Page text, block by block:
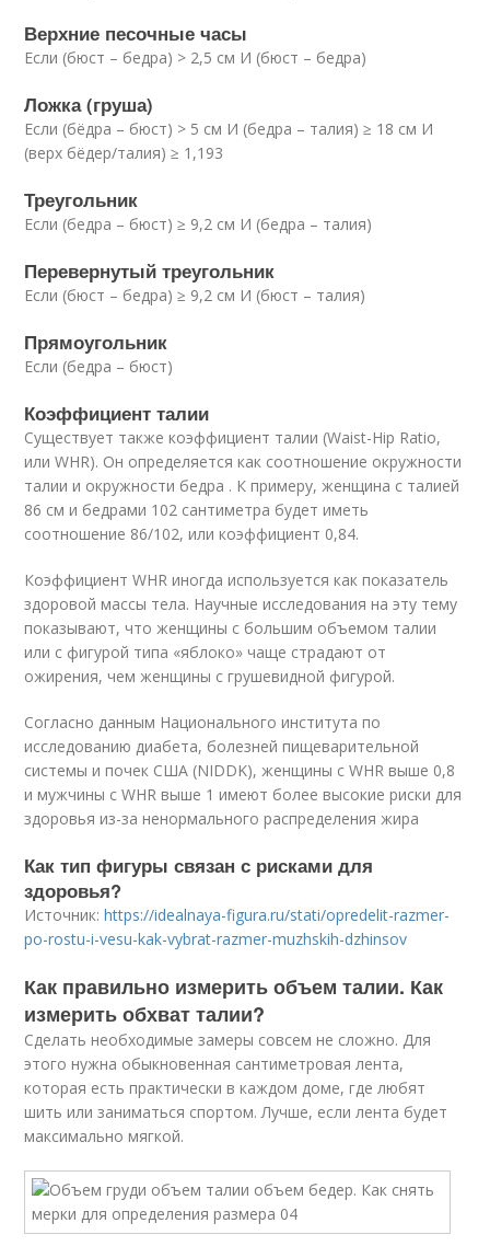
Верхние песочные часы
Если (бюст – бедра) > 2,5 см И (бюст – бедра)
Ложка (груша)
Если (бёдра – бюст) > 5 см И (бедра – талия) ≥ 18 см И
(верх бёдер/талия) ≥ 1,193
Треугольник
Если (бедра – бюст) ≥ 9,2 см И (бедра – талия)
Перевернутый треугольник
Если (бюст – бедра) ≥ 9,2 см И (бюст – талия)
Прямоугольник
Если (бедра – бюст)
Коэффициент талии
Существует также коэффициент талии (Waist-Hip Ratio,
или WHR). Он определяется как соотношение окружности
талии и окружности бедра . К примеру, женщина с талией
86 см и бедрами 102 сантиметра будет иметь
соотношение 86/102, или коэффициент 0,84.
Коэффициент WHR иногда используется как показатель
здоровой массы тела. Научные исследования на эту тему
показывают, что женщины с большим объемом талии
или с фигурой типа «яблоко» чаще страдают от
ожирения, чем женщины с грушевидной фигурой.
Согласно данным Национального института по
исследованию диабета, болезней пищеварительной
системы и почек США (NIDDK), женщины с WHR выше 0,8
и мужчины с WHR выше 1 имеют более высокие риски для
здоровья из-за ненормального распределения жира
Как тип фигуры связан с рисками для
здоровья?
Источник:https://idealnaya-figura.ru/stati/opredelit-razmer-
po-rostu-i-vesu-kak-vybrat-razmer-muzhskih-dzhinsov
Как правильно измерить объем талии. Как
измерить обхват талии?
Сделать необходимые замеры совсем не сложно. Для
этого нужна обыкновенная сантиметровая лента,
которая есть практически в каждом доме, где любят
шить или заниматься спортом. Лучше, если лента будет
максимально мягкой.